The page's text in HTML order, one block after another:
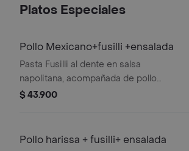
Platos Especiales
⁠Pollo Mexicano+fusilli +ensalada
Pasta Fusilli al dente en salsa
napolitana, acompañada de pollo
Mexicano y ensalda con lechuga,
$ 43.900
Pollo harissa + fusilli+ ensalada